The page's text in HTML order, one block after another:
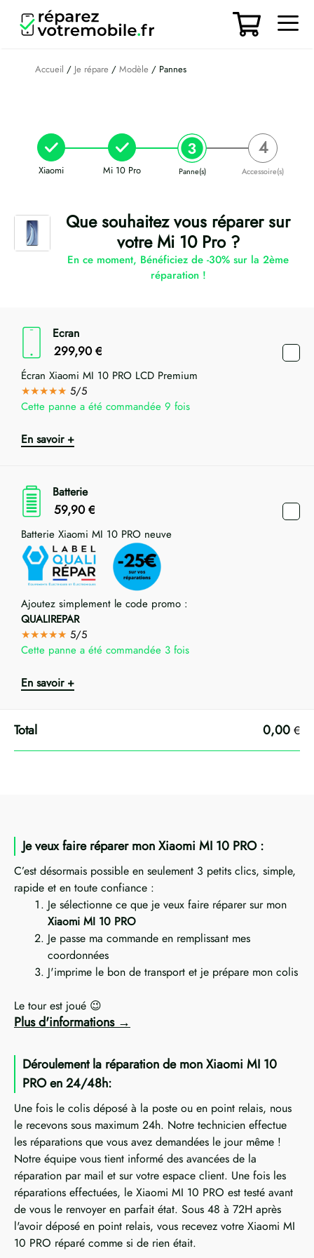
contenu
Accueil / Je répare / Modèle / Pannes
Xiaomi Mi 10 Pro Panne(s) Accessoire(s)
Que souhaitez vous réparer sur
votre Mi 10 Pro ?
En ce moment, Bénéficiez de -30% sur la 2ème
réparation !
Ecran
299,90 €
Écran Xiaomi MI 10 PRO LCD Premium
★★★★★ 5/5
Cette panne a été commandée 9 fois
En savoir +
Batterie
59,90 €
Batterie Xiaomi MI 10 PRO neuve
Ajoutez simplement le code promo :
QUALIREPAR
★★★★★ 5/5
Cette panne a été commandée 3 fois
En savoir +
0,00 €
Je veux faire réparer mon Xiaomi MI 10 PRO :
C’est désormais possible en seulement 3 petits clics, simple,
rapide et en toute confiance :
Je sélectionne ce que je veux faire réparer sur mon
Xiaomi MI 10 PRO
Je passe ma commande en remplissant mes
coordonnées
J'imprime le bon de transport et je prépare mon colis
Le tour est joué 😉
Plus d'informations
Déroulement la réparation de mon Xiaomi MI 10
PRO en 24/48h:
Une fois le colis déposé à la poste ou en point relais, nous
le recevons sous maximum 24h. Notre technicien effectue
les réparations que vous avez demandées le jour même !
Notre équipe vous tient informé des avancées de la
réparation par mail et sur votre espace client. Une fois les
réparations effectuées, le Xiaomi MI 10 PRO est testé avant
de vous le renvoyer en parfait état. Sous 48 à 72H après
l'avoir déposé en point relais, vous recevez votre Xiaomi MI
10 PRO réparé comme si de rien était.